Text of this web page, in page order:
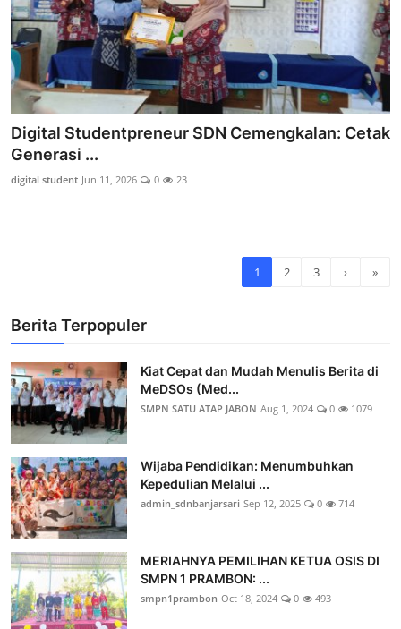
Digital Studentpreneur SDN Cemengkalan: Cetak
Generasi ...
digital student Jun 11, 2026 0 23
1 2 3 › »
Berita Terpopuler
Kiat Cepat dan Mudah Menulis Berita di
MeDSOs (Med...
SMPN SATU ATAP JABON Aug 1, 2024 0 1079
Wijaba Pendidikan: Menumbuhkan
Kepedulian Melalui ...
admin_sdnbanjarsari Sep 12, 2025 0 714
MERIAHNYA PEMILIHAN KETUA OSIS DI
SMPN 1 PRAMBON: ...
smpn1prambon Oct 18, 2024 0 493